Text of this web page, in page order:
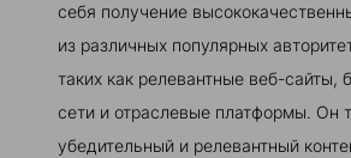
себя получение
из различных популярных
таких как релевантные веб-сайты,
сети и отраслевые платформы. Он
убедительный и релевантный